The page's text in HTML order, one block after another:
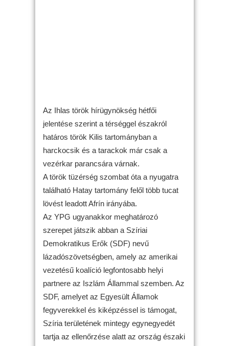
Az Ihlas török hírügynökség hétfői
jelentése szerint a térséggel északról
határos török Kilis tartományban a
harckocsik és a tarackok már csak a
vezérkar parancsára várnak.
A török tüzérség szombat óta a nyugatra
található Hatay tartomány felől több tucat
lövést leadott Afrín irányába.
Az YPG ugyanakkor meghatározó
szerepet játszik abban a Szíriai
Demokratikus Erők (SDF) nevű
lázadószövetségben, amely az amerikai
vezetésű koalíció legfontosabb helyi
partnere az Iszlám Állammal szemben. Az
SDF, amelyet az Egyesült Államok
fegyverekkel és kiképzéssel is támogat,
Szíria területének mintegy egynegyedét
tartja az ellenőrzése alatt az ország északi